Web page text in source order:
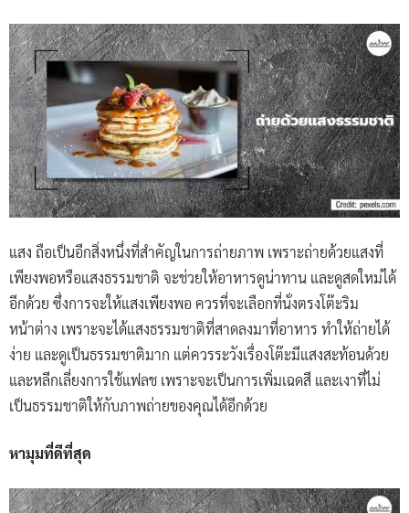
แสง ถือเป็นอีกสิ่งหนึ่งที่สำคัญในการถ่ายภาพ เพราะถ่ายด้วยแสงที่
เพียงพอหรือแสงธรรมชาติ จะช่วยให้อาหารดูน่าทาน และดูสดใหม่ได้
อีกด้วย ซึ่งการจะให้แสงเพียงพอ ควรที่จะเลือกที่นั่งตรงโต๊ะริม
หน้าต่าง เพราะจะได้แสงธรรมชาติที่สาดลงมาที่อาหาร ทำให้ถ่ายได้
ง่าย และดูเป็นธรรมชาติมาก แต่ควรระวังเรื่องโต๊ะมีแสงสะท้อนด้วย
และหลีกเลี่ยงการใช้แฟลช เพราะจะเป็นการเพิ่มเฉดสี และเงาที่ไม่
เป็นธรรมชาติให้กับภาพถ่ายของคุณได้อีกด้วย
หามุมที่ดีที่สุด